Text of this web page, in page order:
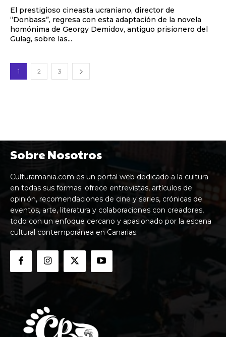
El prestigioso cineasta ucraniano, director de
“Donbass”, regresa con esta adaptación de la novela
homónima de Georgy Demidov, antiguo prisionero del
Gulag, sobre las...
1 2 3
Sobre Nosotros
Culturamania.com es un portal web dedicado a la cultura
en todas sus formas: ofrece entrevistas, artículos de
opinión, recomendaciones de cine y series, crónicas de
eventos, arte, literatura y colaboraciones con creadores,
todo con un enfoque cercano y apasionado por la escena
cultural contemporánea en Canarias.